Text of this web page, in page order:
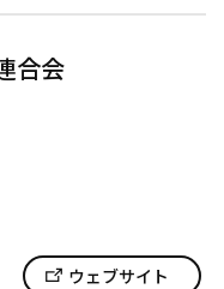
合会
ウェブサイト